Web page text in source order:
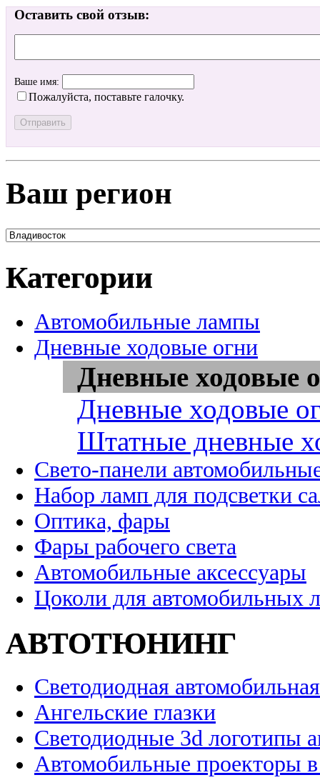
Оставить свой отзыв:
Ваше имя:
Пожалуйста, поставьте галочку.
Ваш регион
Категории
Автомобильные лампы
Дневные ходовые огни
Дневные ходовые
Дневные ходовые
Штатные дневные
Свето-панели
Набор ламп для подсветки
Оптика, фары
Фары рабочего света
Автомобильные аксессуары
Цоколи для автомобильных
АВТОТЮНИНГ
Светодиодная
Ангельские глазки
Светодиодные 3d логотипы
Автомобильные проекторы